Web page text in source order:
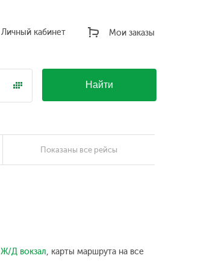
Мои заказы
Личный кабинет
Найти
Показаны все рейсы
Ж/Д вокзал, карты маршрута на все